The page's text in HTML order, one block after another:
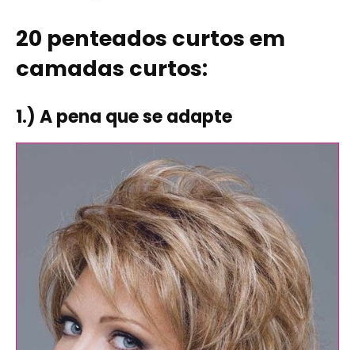
20 penteados curtos em
camadas curtos:
1.) A pena que se adapte